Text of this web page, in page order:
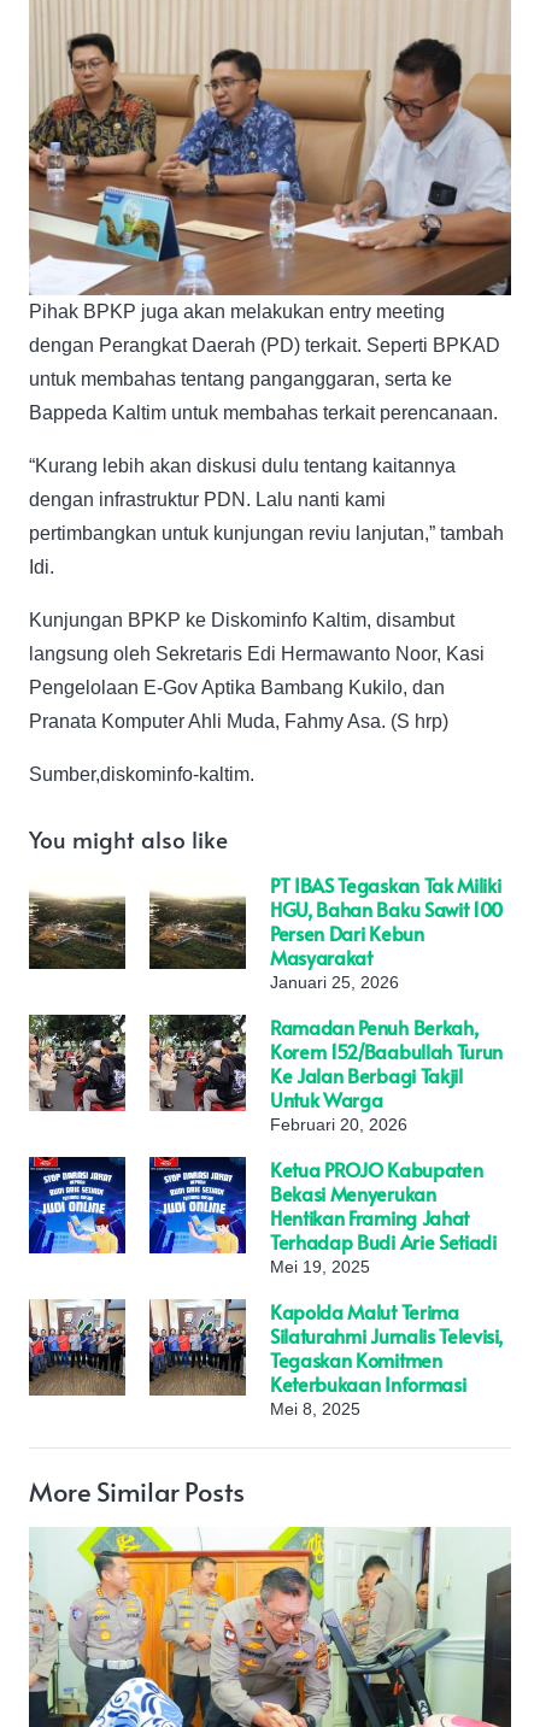
Pihak BPKP juga akan melakukan entry meeting
dengan Perangkat Daerah (PD) terkait. Seperti BPKAD
untuk membahas tentang panganggaran, serta ke
Bappeda Kaltim untuk membahas terkait perencanaan.
“Kurang lebih akan diskusi dulu tentang kaitannya
dengan infrastruktur PDN. Lalu nanti kami
pertimbangkan untuk kunjungan reviu lanjutan,” tambah
Idi.
Kunjungan BPKP ke Diskominfo Kaltim, disambut
langsung oleh Sekretaris Edi Hermawanto Noor, Kasi
Pengelolaan E-Gov Aptika Bambang Kukilo, dan
Pranata Komputer Ahli Muda, Fahmy Asa. (S hrp)
Sumber,diskominfo-kaltim.
You might also like
PT IBAS Tegaskan Tak Miliki
HGU, Bahan Baku Sawit 100
Persen Dari Kebun
Masyarakat
Januari 25, 2026
Ramadan Penuh Berkah,
Korem 152/Baabullah Turun
Ke Jalan Berbagi Takjil
Untuk Warga
Februari 20, 2026
Ketua PROJO Kabupaten
Bekasi Menyerukan
Hentikan Framing Jahat
Terhadap Budi Arie Setiadi
Mei 19, 2025
Kapolda Malut Terima
Silaturahmi Jurnalis Televisi,
Tegaskan Komitmen
Keterbukaan Informasi
Mei 8, 2025
More Similar Posts